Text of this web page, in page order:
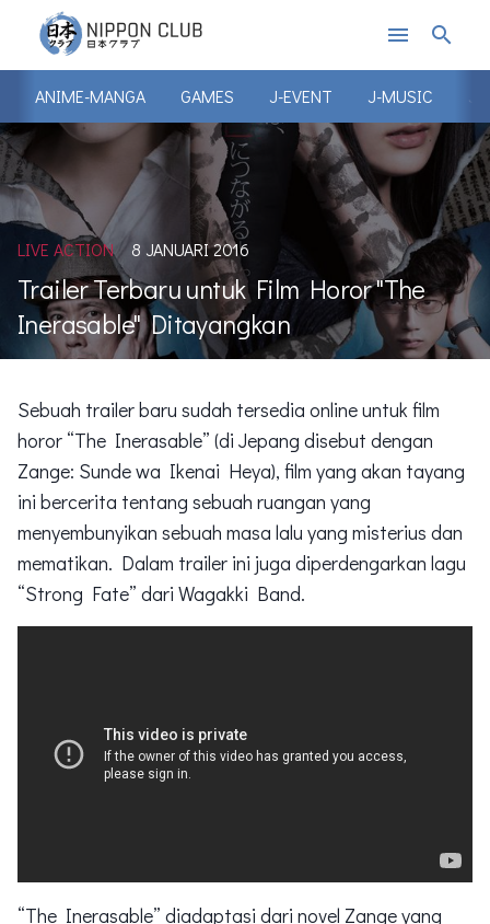
menu search
ANIME-MANGA GAMES J-EVENT J-MUSIC J-
LIVE ACTION 8 JANUARI 2016
Trailer Terbaru untuk Film Horor "The
Inerasable" Ditayangkan
Sebuah trailer baru sudah tersedia online untuk film
horor “The Inerasable” (di Jepang disebut dengan
Zange: Sunde wa Ikenai Heya), film yang akan tayang
ini bercerita tentang sebuah ruangan yang
menyembunyikan sebuah masa lalu yang misterius dan
mematikan. Dalam trailer ini juga diperdengarkan lagu
“Strong Fate” dari Wagakki Band.
“The Inerasable” diadaptasi dari novel Zange yang